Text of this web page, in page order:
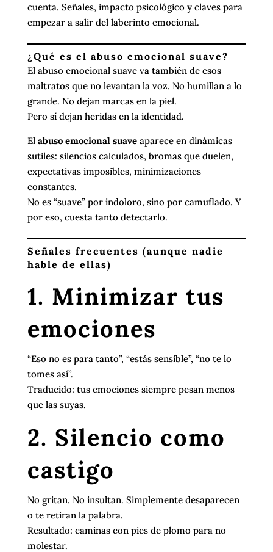
cuenta. Señales, impacto psicológico y claves para
empezar a salir del laberinto emocional.
¿Qué es el abuso emocional suave?
El abuso emocional suave va también de esos
maltratos que no levantan la voz. No humillan a lo
grande. No dejan marcas en la piel.
Pero sí dejan heridas en la identidad.
El abuso emocional suaveaparece en dinámicas
sutiles: silencios calculados, bromas que duelen,
expectativas imposibles, minimizaciones
constantes.
No es “suave” por indoloro, sino por camuflado. Y
por eso, cuesta tanto detectarlo.
Señales frecuentes (aunque nadie
hable de ellas)
1. Minimizar tus
emociones
“Eso no es para tanto”, “estás sensible”, “no te lo
tomes así”.
Traducido: tus emociones siempre pesan menos
que las suyas.
2. Silencio como
castigo
No gritan. No insultan. Simplemente desaparecen
o te retiran la palabra.
Resultado: caminas con pies de plomo para no
molestar.